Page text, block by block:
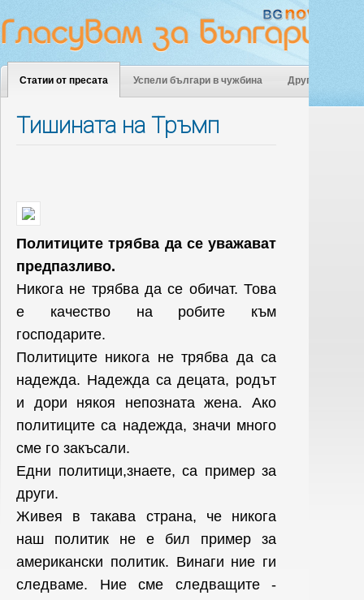
Статии от пресата Успели българи в чужбина Други
Тишината на Тръмп
Политиците трябва да се уважават
предпазливо.
Никога не трябва да се обичат. Това
е качество на робите към
господарите.
Политиците никога не трябва да са
надежда. Надежда са децата, родът
и дори някоя непозната жена. Ако
политиците са надежда, значи много
сме го закъсали.
Едни политици,знаете, са пример за
други.
Живея в такава страна, че никога
наш политик не е бил пример за
американски политик. Винаги ние ги
следваме. Ние сме следващите -